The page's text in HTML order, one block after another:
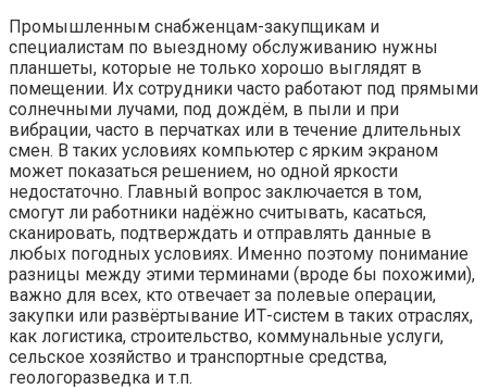
Промышленным снабженцам-закупщикам и
специалистам по выездному обслуживанию нужны
планшеты, которые не только хорошо выглядят в
помещении. Их сотрудники часто работают под прямыми
солнечными лучами, под дождём, в пыли и при
вибрации, часто в перчатках или в течение длительных
смен. В таких условиях компьютер с ярким экраном
может показаться решением, но одной яркости
недостаточно. Главный вопрос заключается в том,
смогут ли работники надёжно считывать, касаться,
сканировать, подтверждать и отправлять данные в
любых погодных условиях. Именно поэтому понимание
разницы между этими терминами (вроде бы похожими),
важно для всех, кто отвечает за полевые операции,
закупки или развёртывание ИТ-систем в таких отраслях,
как логистика, строительство, коммунальные услуги,
сельское хозяйство и транспортные средства,
геологоразведка и т.п.